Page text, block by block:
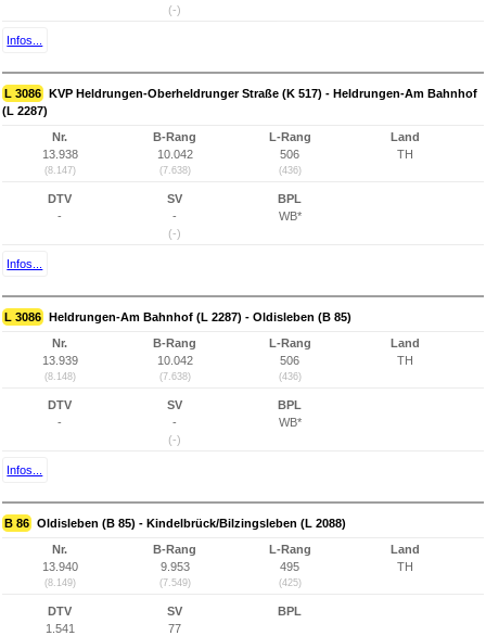
(-)
Infos...
L 3086 KVP Heldrungen-Oberheldrunger Straße (K 517) - Heldrungen-Am Bahnhof
(L 2287)
Nr.
13.938
(8.147)
B-Rang
10.042
(7.638)
L-Rang
506
(436)
Land
TH
DTV
-
SV
-
(-)
BPL
WB*
Infos...
L 3086 Heldrungen-Am Bahnhof (L 2287) - Oldisleben (B 85)
Nr.
13.939
(8.148)
B-Rang
10.042
(7.638)
L-Rang
506
(436)
Land
TH
DTV
-
SV
-
(-)
BPL
WB*
Infos...
B 86 Oldisleben (B 85) - Kindelbrück/Bilzingsleben (L 2088)
Nr.
13.940
(8.149)
B-Rang
9.953
(7.549)
L-Rang
495
(425)
Land
TH
DTV
1.541
SV
77
BPL